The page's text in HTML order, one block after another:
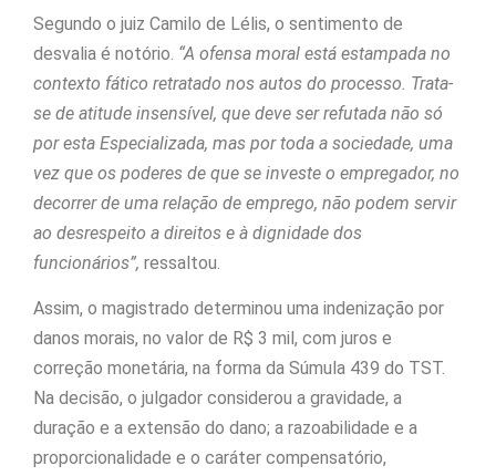
Segundo o juiz Camilo de Lélis, o sentimento de
desvalia é notório. “A ofensa moral está estampada no
contexto fático retratado nos autos do processo. Trata-
se de atitude insensível, que deve ser refutada não só
por esta Especializada, mas por toda a sociedade, uma
vez que os poderes de que se investe o empregador, no
decorrer de uma relação de emprego, não podem servir
ao desrespeito a direitos e à dignidade dos
funcionários”, ressaltou.
Assim, o magistrado determinou uma indenização por
danos morais, no valor de R$ 3 mil, com juros e
correção monetária, na forma da Súmula 439 do TST.
Na decisão, o julgador considerou a gravidade, a
duração e a extensão do dano; a razoabilidade e a
proporcionalidade e o caráter compensatório,